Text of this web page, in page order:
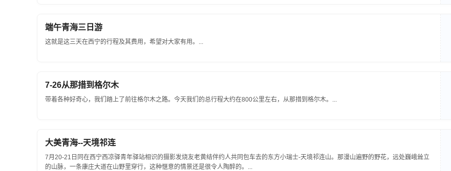
端午青海三日游
这就是这三天在西宁的行程及其费用，希望对大家有用。...
7-26从那措到格尔木
带着各种好奇心，我们踏上了前往格尔木之路。今天我们的总行程大约在800公里左右，从那措到格尔木。...
大美青海--天境祁连
7月20-21日同在西宁西凉驿青年驿站相识的摄影发烧友老黄结伴约人共同包车去的东方小瑞士-天境祁连山。那漫山遍野的野花，远处巍峨耸立
的山脉，一条康庄大道在山野里穿行，这种惬意的情景还是很令人陶醉的。...